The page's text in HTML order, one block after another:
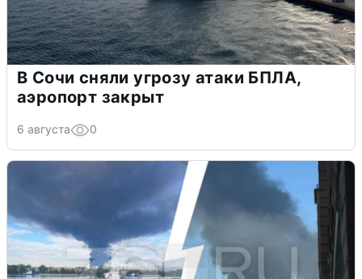
В Сочи сняли угрозу атаки БПЛА,
аэропорт закрыт
6 августа 0